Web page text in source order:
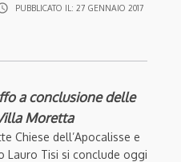
PUBBLICATO IL: 27 GENNAIO 2017
a conclusione delle
Moretta
Chiese dell’Apocalisse e
Lauro Tisi si conclude oggi